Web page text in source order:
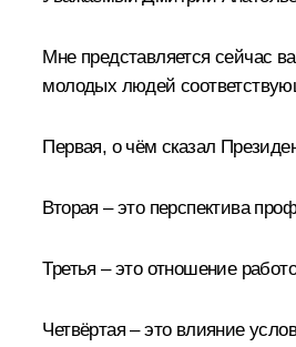
Мне представляется сейчас
молодых людей
Первая, о чём сказал
Вторая – это перспектива
Третья – это отношение
Четвёртая – это влияние